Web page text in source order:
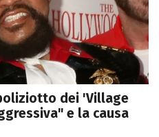
dei 'Village
e la causa